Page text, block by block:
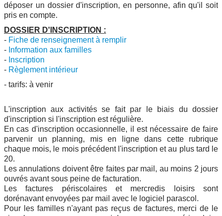
déposer un dossier d'inscription, en personne, afin qu'il soit
pris en compte.
DOSSIER D'INSCRIPTION :
- Fiche de renseignement à remplir
- Information aux familles
- Inscription
- Règlement intérieur
- tarifs: à venir
L'inscription aux activités se fait par le biais du dossier
d'inscription si l'inscription est régulière.
En cas d'inscription occasionnelle, il est nécessaire de faire
parvenir un planning, mis en ligne dans cette rubrique
chaque mois, le mois précédent l'inscription et au plus tard le
20.
Les annulations doivent être faites par mail, au moins 2 jours
ouvrés avant sous peine de facturation.
Les factures périscolaires et mercredis loisirs sont
dorénavant envoyées par mail avec le logiciel parascol.
Pour les familles n'ayant pas reçus de factures, merci de le